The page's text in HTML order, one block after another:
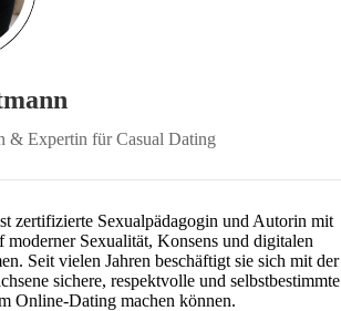
& Expertin für Casual Dating
zertifizierte Sexualpädagogin und Autorin mit
moderner Sexualität, Konsens und digitalen
Seit vielen Jahren beschäftigt sie sich mit der
sichere, respektvolle und selbstbestimmte
Online-Dating machen können.